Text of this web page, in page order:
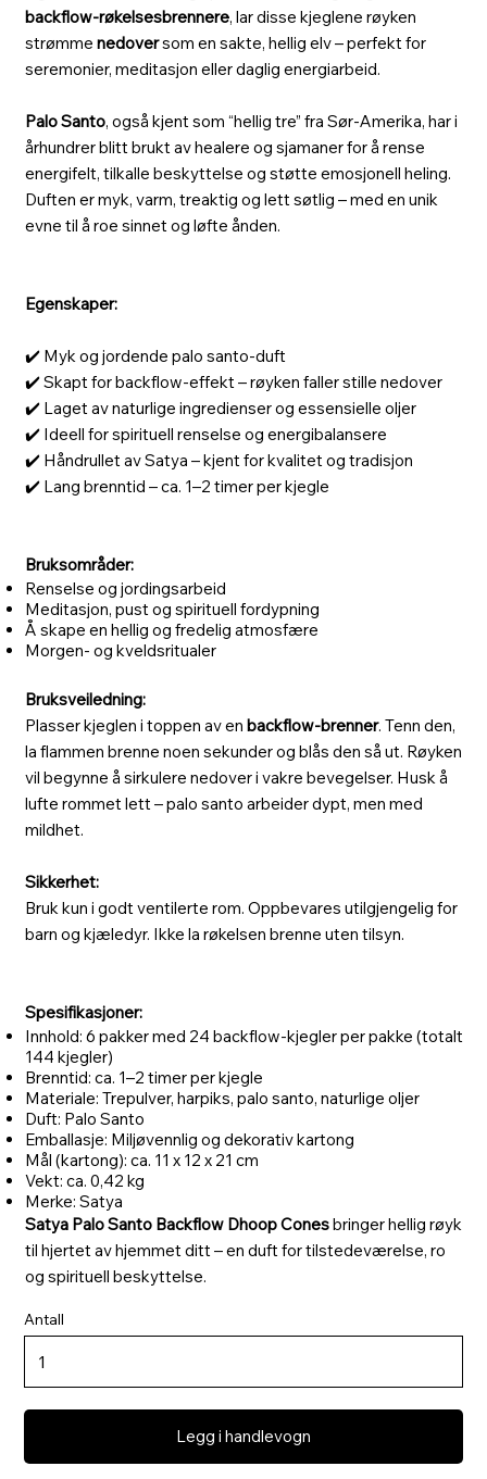
backflow-røkelsesbrennere, lar disse kjeglene røyken
strømme nedoversom en sakte, hellig elv – perfekt for
seremonier, meditasjon eller daglig energiarbeid.
Palo Santo, også kjent som “hellig tre” fra Sør-Amerika, har i
århundrer blitt brukt av healere og sjamaner for å rense
energifelt, tilkalle beskyttelse og støtte emosjonell heling.
Duften er myk, varm, treaktig og lett søtlig – med en unik
evne til å roe sinnet og løfte ånden.
Egenskaper:
✔️ Myk og jordende palo santo-duft
✔️ Skapt for backflow-effekt – røyken faller stille nedover
✔️ Laget av naturlige ingredienser og essensielle oljer
✔️ Ideell for spirituell renselse og energibalansere
✔️ Håndrullet av Satya – kjent for kvalitet og tradisjon
✔️ Lang brenntid – ca. 1–2 timer per kjegle
Bruksområder:
Renselse og jordingsarbeid
Meditasjon, pust og spirituell fordypning
Å skape en hellig og fredelig atmosfære
Morgen- og kveldsritualer
Bruksveiledning:
Plasser kjeglen i toppen av en backflow-brenner. Tenn den,
la flammen brenne noen sekunder og blås den så ut. Røyken
vil begynne å sirkulere nedover i vakre bevegelser. Husk å
lufte rommet lett – palo santo arbeider dypt, men med
mildhet.
Sikkerhet:
Bruk kun i godt ventilerte rom. Oppbevares utilgjengelig for
barn og kjæledyr. Ikke la røkelsen brenne uten tilsyn.
Spesifikasjoner:
Innhold: 6 pakker med 24 backflow-kjegler per pakke (totalt
144 kjegler)
Brenntid: ca. 1–2 timer per kjegle
Materiale: Trepulver, harpiks, palo santo, naturlige oljer
Duft: Palo Santo
Emballasje: Miljøvennlig og dekorativ kartong
Mål (kartong): ca. 11 x 12 x 21 cm
Vekt: ca. 0,42 kg
Merke: Satya
Satya Palo Santo Backflow Dhoop Conesbringer hellig røyk
til hjertet av hjemmet ditt – en duft for tilstedeværelse, ro
og spirituell beskyttelse.
Antall
Legg i handlevogn